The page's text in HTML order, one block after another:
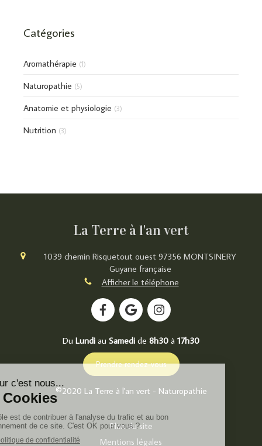
Catégories
Aromathérapie (1)
Naturopathie (5)
Anatomie et physiologie (3)
Nutrition (3)
La Terre à l'an vert
1039 chemin Risquetout ouest 97356 MONTSINERY
Guyane française
Afficher le téléphone
Du Lundi au Samedi de 8h30 à 17h30
Prendre rendez-vous
©2020 La Terre à l'an vert - Naturopathie
Plan du site
Mentions légales